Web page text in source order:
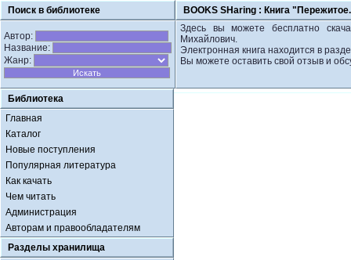
Поиск в библиотеке BOOKS SHaring : Книга
Автор:
Название:
Жанр:
Здесь вы можете бесплатно
Михайлович.
Электронная книга находится в
Вы можете оставить свой отзыв и
Библиотека
Главная
Каталог
Новые поступления
Популярная литература
Как качать
Чем читать
Администрация
Авторам и правообладателям
Разделы хранилища